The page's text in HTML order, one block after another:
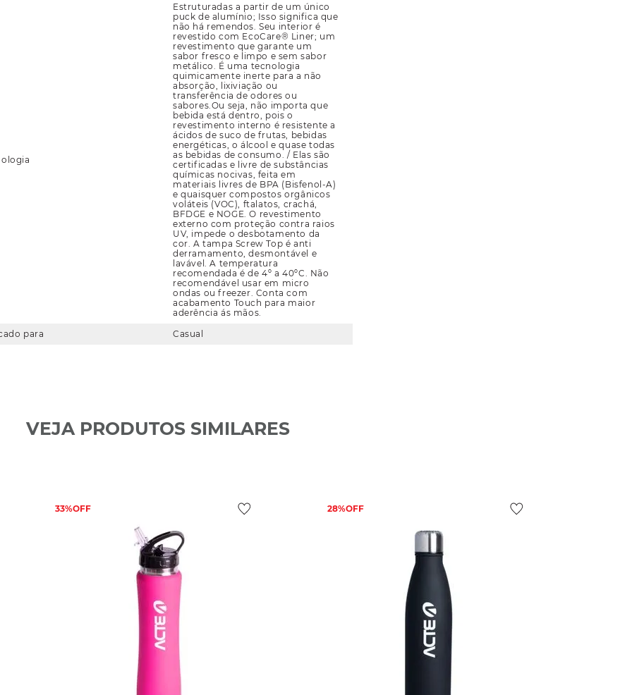
Estruturadas a partir de um único
puck de alumínio; Isso significa que
não há remendos. Seu interior é
revestido com EcoCare® Liner; um
revestimento que garante um
sabor fresco e limpo e sem sabor
metálico. É uma tecnologia
quimicamente inerte para a não
absorção, lixiviação ou
transferência de odores ou
sabores.Ou seja, não importa que
bebida está dentro, pois o
revestimento interno é resistente a
ácidos de suco de frutas, bebidas
energéticas, o álcool e quase todas
as bebidas de consumo. / Elas são
certificadas e livre de substâncias
químicas nocivas, feita em
materiais livres de BPA (Bisfenol-A)
e quaisquer compostos orgânicos
voláteis (VOC), ftalatos, crachá,
BFDGE e NOGE. O revestimento
externo com proteção contra raios
UV, impede o desbotamento da
cor. A tampa Screw Top é anti
derramamento, desmontável e
lavável. A temperatura
recomendada é de 4º a 40ºC. Não
recomendável usar em micro
ondas ou freezer. Conta com
acabamento Touch para maior
aderência ás mãos.
para
Casual
VEJA PRODUTOS SIMILARES
33% 28%